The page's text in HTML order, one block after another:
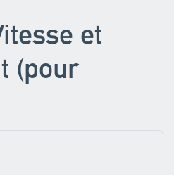
et
(pour